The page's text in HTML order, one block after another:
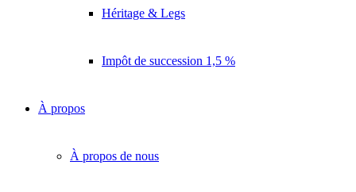
Héritage & Legs
Impôt de succession 1,5 %
À propos
À propos de nous